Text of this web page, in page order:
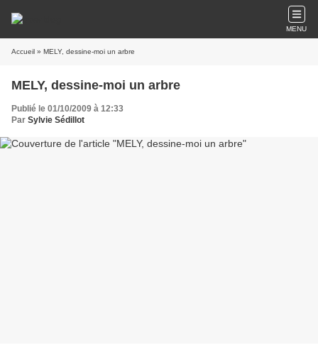
MENU
Accueil » MELY, dessine-moi un arbre
MELY, dessine-moi un arbre
Publié le 01/10/2009 à 12:33
Par Sylvie Sédillot